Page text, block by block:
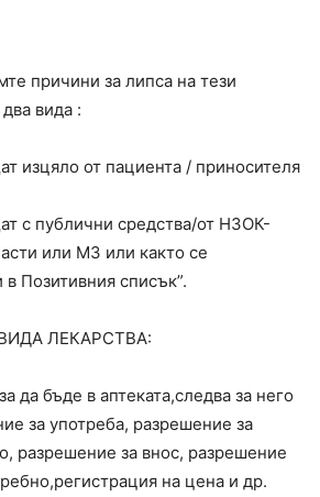
причини за липса на тези
вида :
изцяло от пациента / приносителя
с публични средства/от НЗОК-
или МЗ или както се
в Позитивния списък”.
ЛЕКАРСТВА:
да бъде в аптеката,следва за него
за употреба, разрешение за
разрешение за внос, разрешение
на цена и др.